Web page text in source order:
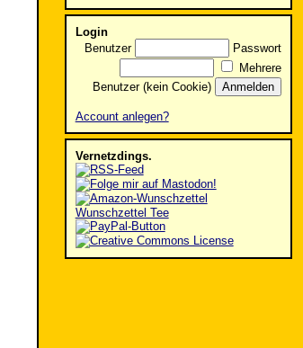
Login
Benutzer
Passwort
Mehrere
Benutzer (kein Cookie)
Account anlegen?
Vernetzdings.
Wunschzettel Tee